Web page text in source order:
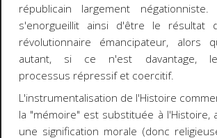
républicain largement négationniste.
s'enorgueillit ainsi d'être le résultat
révolutionnaire émancipateur, alors
autant, si ce n'est davantage,
processus répressif et coercitif.
L'instrumentalisation de l'Histoire
la "mémoire" est substituée à l'Histoire,
une signification morale (donc